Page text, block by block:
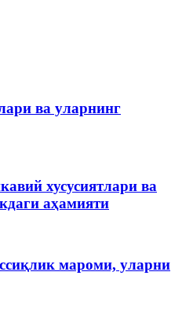
ва уларнинг
хусусиятлари ва
аҳамияти
мароми, уларни